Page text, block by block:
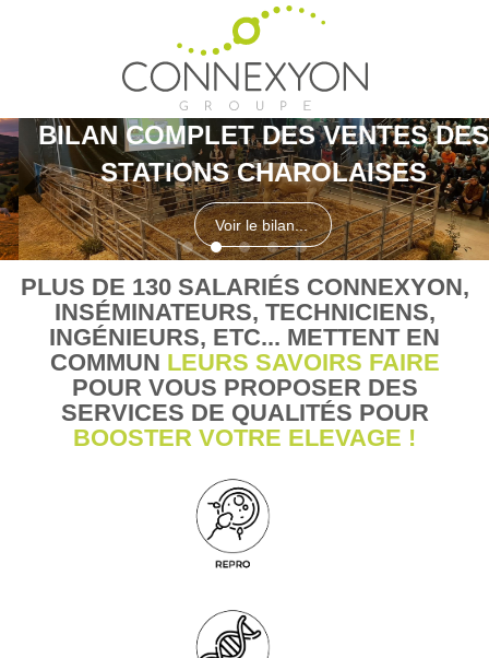
BILAN COMPLET DES VENTES DES
STATIONS CHAROLAISES
Voir le bilan...
PLUS DE 130 SALARIÉS CONNEXYON,
INSÉMINATEURS, TECHNICIENS,
INGÉNIEURS, ETC... METTENT EN
COMMUN LEURS SAVOIRS FAIRE
POUR VOUS PROPOSER DES
SERVICES DE QUALITÉS POUR
BOOSTER VOTRE ELEVAGE !